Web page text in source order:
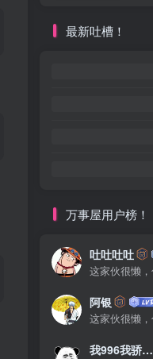
最新吐槽！
万事屋用户榜！
吐吐吐吐
阿银
我996我骄傲了么